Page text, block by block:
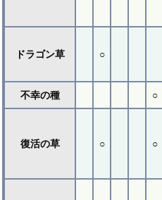
ドラゴン草 ○
不幸の種 ○
復活の草 ○ ○